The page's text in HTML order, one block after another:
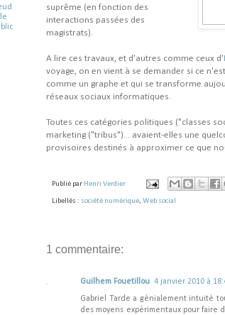
suprême (en fonction des
interactions passées des
magistrats).
A lire ces travaux, et d'autres comme ceux d'
voyage, on en vient à se demander si ce
comme un graphe et qui se transforme
réseaux sociaux informatiques.
Toutes ces catégories politiques ("classes
marketing ("tribus")... avaient-elles une
provisoires destinés à approximer ce que
Publié par Henri Verdier
Libellés : société numérique, Web social
1 commentaire:
Guilhem Fouetillou 4 janvier 2010 à
Gabriel Tarde a génialement intuité
des moyens expérimentaux pour faire